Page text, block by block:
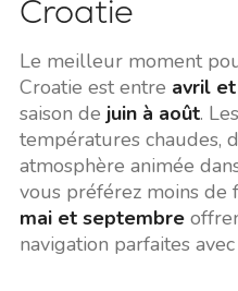
Croatie
Le meilleur moment
Croatie est entre avril
saison de juin à août.
températures chaudes,
atmosphère animée
vous préférez moins de
mai et septembre
navigation parfaites